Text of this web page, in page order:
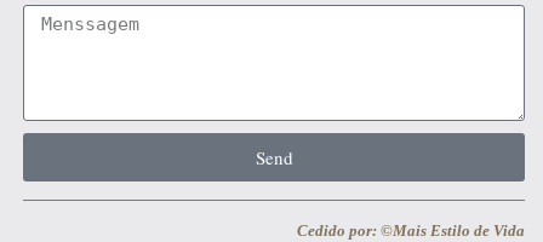
Send
Cedido por: ©Mais Estilo de Vida